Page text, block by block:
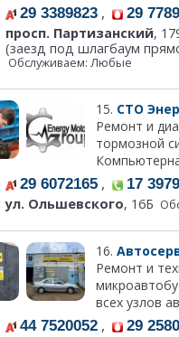
29 3389823 , 29
просп. Партизанский,
(заезд под шлагбаум
Обслуживаем: Любые
15. СТО
Ремонт и
тормозной
29 6072165 , 17
ул. Ольшевского, 16Б
16.
Ремонт и
всех узлов
44 7520052 , 29